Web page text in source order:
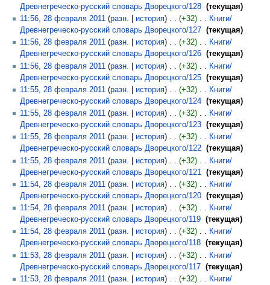
Древнегреческо-русский словарь Дворецкого/128
текущая
11:56, 28 февраля 2011 разн. история +32
Книги/
Древнегреческо-русский словарь Дворецкого/127
текущая
11:56, 28 февраля 2011 разн. история +32
Книги/
Древнегреческо-русский словарь Дворецкого/126
текущая
11:56, 28 февраля 2011
разн. история +32
Книги/
Древнегреческо-русский словарь Дворецкого/125
текущая
11:55, 28 февраля 2011 разн. история +32
Книги/
Древнегреческо-русский словарь Дворецкого/124
текущая
11:55, 28 февраля 2011 разн. история +32
Книги/
Древнегреческо-русский словарь Дворецкого/123
текущая
11:55, 28 февраля 2011 разн. история +32
Книги/
Древнегреческо-русский словарь Дворецкого/122
текущая
11:55, 28 февраля 2011
разн. история +32
Книги/
Древнегреческо-русский словарь Дворецкого/121
текущая
11:54, 28 февраля 2011 разн. история +32
Книги/
Древнегреческо-русский словарь Дворецкого/120
текущая
11:54, 28 февраля 2011 разн. история +32
Книги/
Древнегреческо-русский словарь Дворецкого/119
текущая
11:54, 28 февраля 2011 разн. история +32
Книги/
Древнегреческо-русский словарь Дворецкого/118
текущая
11:53, 28 февраля 2011
разн. история +32
Книги/
Древнегреческо-русский словарь Дворецкого/117
текущая
11:53, 28 февраля 2011 разн. история +32
Книги/